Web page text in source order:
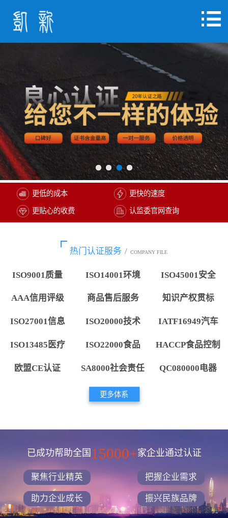
更低的成本 更快的速度
更贴心的收费 认监委官网查询
热门认证服务 / COMPANY FILE
ISO9001质量 ISO14001环境 ISO45001安全
AAA信用评级 商品售后服务 知识产权贯标
ISO27001信息 ISO20000技术 IATF16949汽车
ISO13485医疗 ISO22000食品 HACCP食品控制
欧盟CE认证 SA8000社会责任 QC080000电器
更多体系
已成功帮助全国 15000+家企业通过认证
聚焦行业精英 把握企业需求
助力企业成长 振兴民族品牌